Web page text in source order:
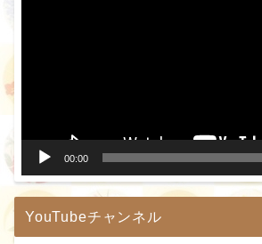
00:00
YouTubeチャンネル